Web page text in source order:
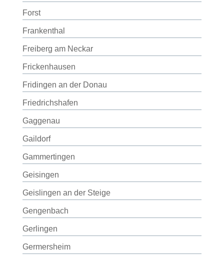
Forst
Frankenthal
Freiberg am Neckar
Frickenhausen
Fridingen an der Donau
Friedrichshafen
Gaggenau
Gaildorf
Gammertingen
Geisingen
Geislingen an der Steige
Gengenbach
Gerlingen
Germersheim